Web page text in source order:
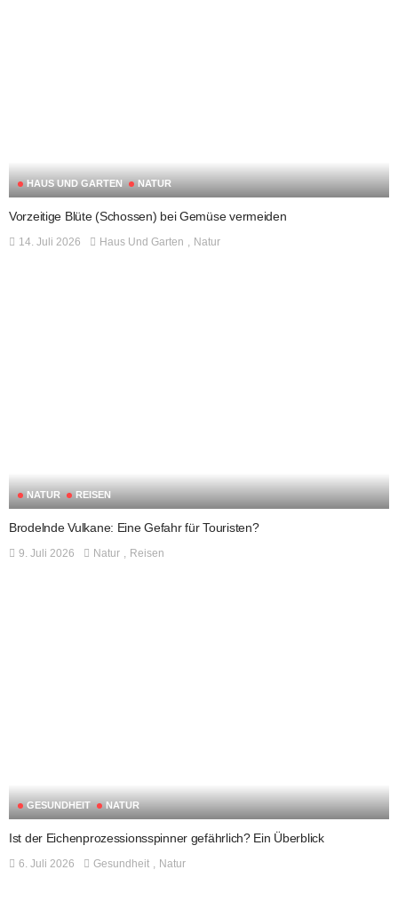
HAUS UND GARTEN NATUR
Vorzeitige Blüte (Schossen) bei Gemüse vermeiden
14. Juli 2026 Haus Und Garten Natur
NATUR REISEN
Brodelnde Vulkane: Eine Gefahr für Touristen?
9. Juli 2026 Natur Reisen
GESUNDHEIT NATUR
Ist der Eichenprozessionsspinner gefährlich? Ein Überblick
6. Juli 2026 Gesundheit Natur